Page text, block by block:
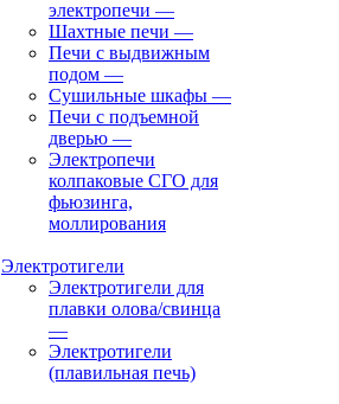
электропечи —
Шахтные печи —
Печи с выдвижным
подом —
Сушильные шкафы —
Печи с подъемной
дверью —
Электропечи
колпаковые СГО для
фьюзинга,
моллирования
Электротигели
Электротигели для
плавки олова/свинца
—
Электротигели
(плавильная печь)